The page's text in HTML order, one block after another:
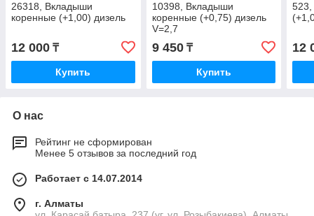
26318, Вкладыши
коренные (+1,00) дизель
12 000 ₸
Купить
10398, Вкладыши
коренные (+0,75) дизель
V=2,7
9 450₸
Купить
12
О нас
Рейтинг не сформирован
Менее 5 отзывов за последний год
Работает с 14.07.2014
г. Алматы